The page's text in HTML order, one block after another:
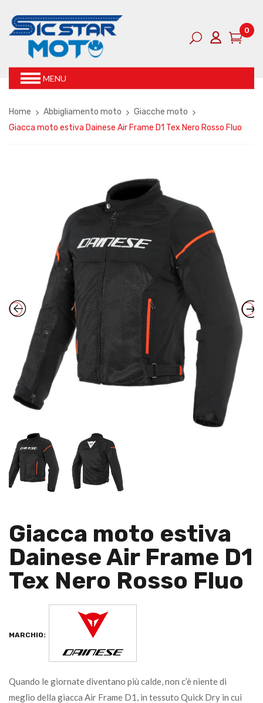
0
MENU
Home Abbigliamento moto
Giacche moto
Giacca moto estiva Dainese Air Frame D1 Tex Nero Rosso Fluo
Giacca moto estiva
Dainese Air Frame D1
Tex Nero Rosso Fluo
MARCHIO:
Quando le giornate diventano più calde, non c’è niente di
meglio della giacca Air Frame D1, in tessuto Quick Dry in cui